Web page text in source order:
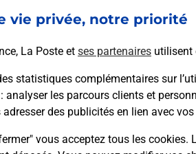
vie privée, notre priorité
La Poste et ses partenaires utilisent
statistiques complémentaires sur
: analyser les parcours clients et
des publicités en lien avec
vous acceptez tous les